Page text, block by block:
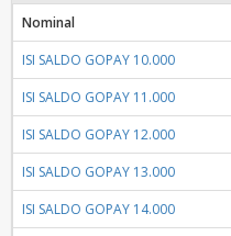
Nominal
ISI SALDO GOPAY 10.000
ISI SALDO GOPAY 11.000
ISI SALDO GOPAY 12.000
ISI SALDO GOPAY 13.000
ISI SALDO GOPAY 14.000